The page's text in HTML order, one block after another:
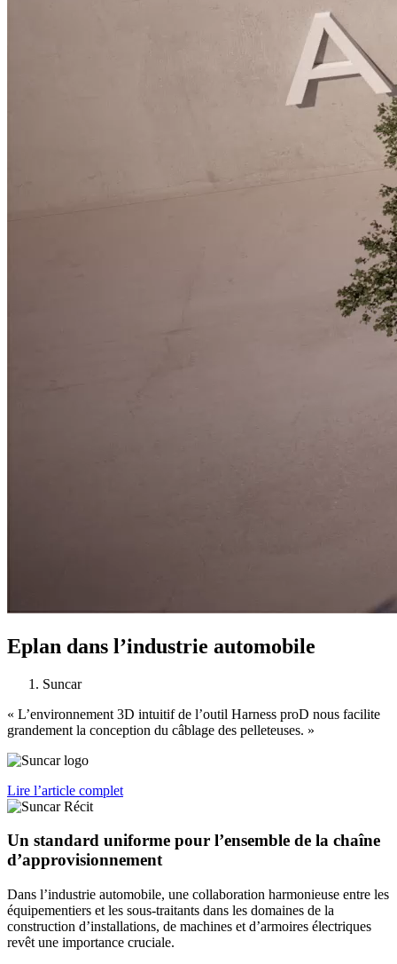
Eplan dans l’industrie automobile
Suncar
« L’environnement 3D intuitif de l’outil Harness proD nous facilite
grandement la conception du câblage des pelleteuses. »
Lire l’article complet
Un standard uniforme pour l’ensemble de la chaîne
d’approvisionnement
Dans l’industrie automobile, une collaboration harmonieuse entre les
équipementiers et les sous-traitants dans les domaines de la
construction d’installations, de machines et d’armoires électriques
revêt une importance cruciale.